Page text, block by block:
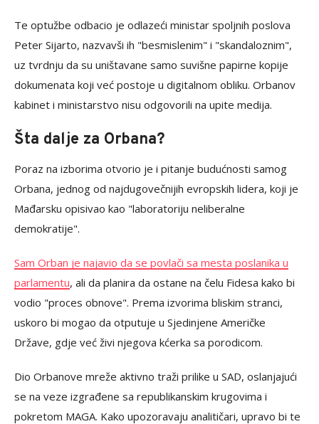
Te optužbe odbacio je odlazeći ministar spoljnih poslova
Peter Sijarto, nazvavši ih "besmislenim" i "skandaloznim",
uz tvrdnju da su uništavane samo suvišne papirne kopije
dokumenata koji već postoje u digitalnom obliku. Orbanov
kabinet i ministarstvo nisu odgovorili na upite medija.
Šta dalje za Orbana?
Poraz na izborima otvorio je i pitanje budućnosti samog
Orbana, jednog od najdugovečnijih evropskih lidera, koji je
Mađarsku opisivao kao "laboratoriju neliberalne
demokratije".
Sam Orban je najavio da se povlači sa mesta poslanika u
parlamentu, ali da planira da ostane na čelu Fidesa kako bi
vodio "proces obnove". Prema izvorima bliskim stranci,
uskoro bi mogao da otputuje u Sjedinjene Američke
Države, gdje već živi njegova kćerka sa porodicom.
Dio Orbanove mreže aktivno traži prilike u SAD, oslanjajući
se na veze izgrađene sa republikanskim krugovima i
pokretom MAGA. Kako upozoravaju analitičari, upravo bi te